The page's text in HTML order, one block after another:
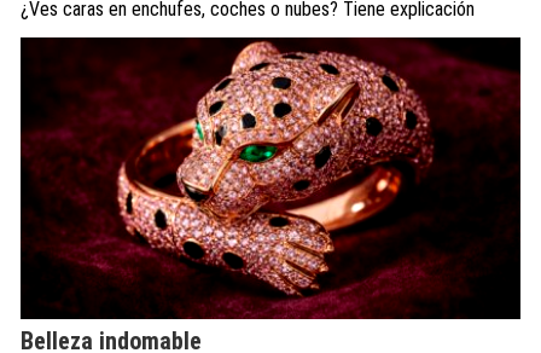
¿Ves caras en enchufes, coches o nubes? Tiene explicación
Belleza indomable